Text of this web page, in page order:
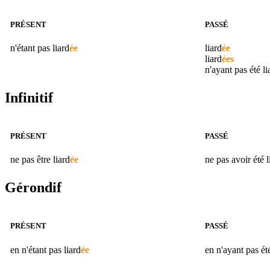
PRÉSENT
n'étant pas liardée
PASSÉ
liardée
liardées
n'ayant pas été
Infinitif
PRÉSENT
ne pas être liardée
PASSÉ
ne pas avoir été
Gérondif
PRÉSENT
en n'étant pas liardée
PASSÉ
en n'ayant pas